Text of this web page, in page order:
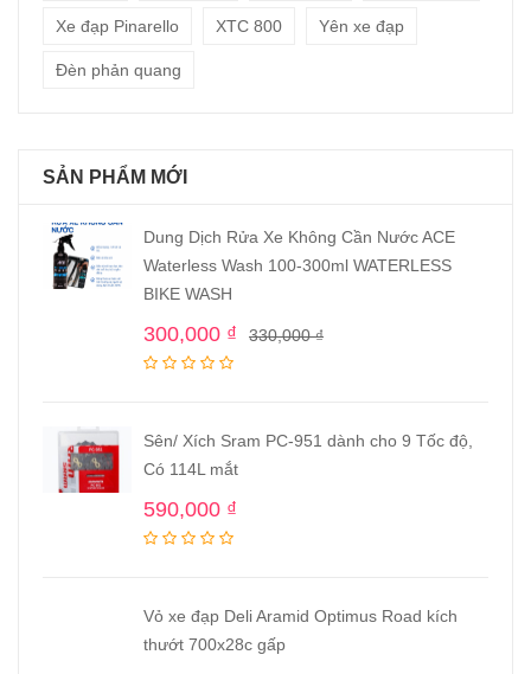
Xe đạp Pinarello XTC 800 Yên xe đạp
Đèn phản quang
SẢN PHẨM MỚI
Dung Dịch Rửa Xe Không Cần Nước ACE
Waterless Wash 100-300ml WATERLESS
BIKE WASH
330,000₫
300,000 ₫
Sên/ Xích Sram PC-951 dành cho 9 Tốc độ,
Có 114L mắt
590,000 ₫
Vỏ xe đạp Deli Aramid Optimus Road kích
thướt 700x28c gấp